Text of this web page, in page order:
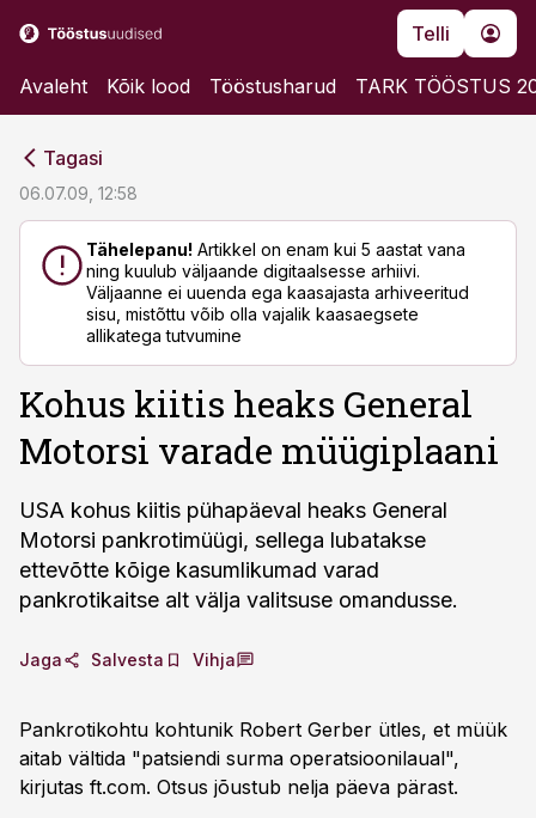
Telli
Avaleht Kõik lood Tööstusharud TARK TÖÖSTUS
Tagasi
06.07.09, 12:58
Tähelepanu! Artikkel on enam kui 5 aastat vana
ning kuulub väljaande digitaalsesse arhiivi.
Väljaanne ei uuenda ega kaasajasta arhiveeritud
sisu, mistõttu võib olla vajalik kaasaegsete
allikatega tutvumine
Kohus kiitis heaks General
Motorsi varade müügiplaani
USA kohus kiitis pühapäeval heaks General
Motorsi pankrotimüügi, sellega lubatakse
ettevõtte kõige kasumlikumad varad
pankrotikaitse alt välja valitsuse omandusse.
Jaga Salvesta Vihja
Pankrotikohtu kohtunik Robert Gerber ütles, et müük
aitab vältida "patsiendi surma operatsioonilaual",
kirjutas ft.com. Otsus jõustub nelja päeva pärast.